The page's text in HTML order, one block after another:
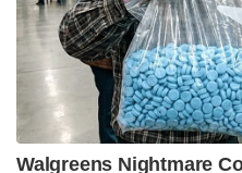
ഭാഭാ ആറ്റോമിക് റിസർച്ച്
സഹകരിച്ച് ഡിജിറ്റൽ
ഉപയോഗിച്ച് മലയോര
ഭൂമിയുടെ മികച്ച
മോഡലിംഗ്